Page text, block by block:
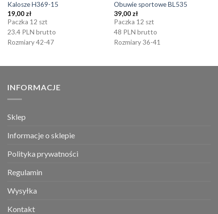
Kalosze H369-15
19,00 zł
Paczka 12 szt
23.4 PLN brutto
Rozmiary 42-47
Obuwie sportowe BL535
39,00 zł
Paczka 12 szt
48 PLN brutto
Rozmiary 36-41
INFORMACJE
Sklep
Informacje o sklepie
Polityka prywatności
Regulamin
Wysyłka
Kontakt